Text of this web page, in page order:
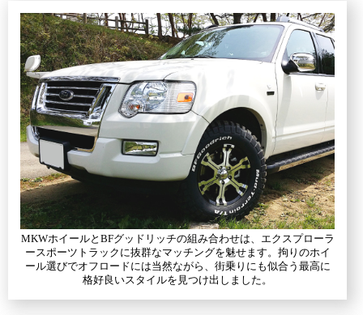
MKWホイールとBFグッドリッチの組み合わせは、エクスプローラ
ースポーツトラックに抜群なマッチングを魅せます。拘りのホイ
ール選びでオフロードには当然ながら、街乗りにも似合う最高に
格好良いスタイルを見つけ出しました。